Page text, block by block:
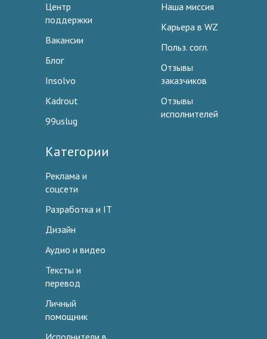
Центр
поддержки
Вакансии
Блог
Insolvo
Kadrout
99uslug
Наша миссия
Карьера в WZ
Польз. согл.
Отзывы
заказчиков
Отзывы
исполнителей
Категории
Реклама и
соцсети
Разработка и IT
Дизайн
Аудио и видео
Тексты и
перевод
Личный
помощник